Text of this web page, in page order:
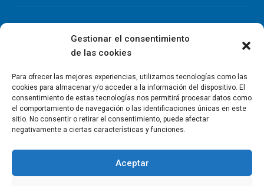
Gestionar el consentimiento
de las cookies
Para ofrecer las mejores experiencias, utilizamos tecnologías como las
cookies para almacenar y/o acceder a la información del dispositivo. El
consentimiento de estas tecnologías nos permitirá procesar datos como
el comportamiento de navegación o las identificaciones únicas en este
sitio. No consentir o retirar el consentimiento, puede afectar
negativamente a ciertas características y funciones.
Aceptar